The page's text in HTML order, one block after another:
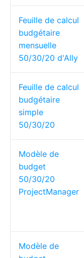
Feuille de calcul
budgétaire
mensuelle
50/30/20 d'Ally
Feuille de calcul
budgétaire
simple
50/30/20
Modèle de
budget
50/30/20
ProjectManager
Modèle de